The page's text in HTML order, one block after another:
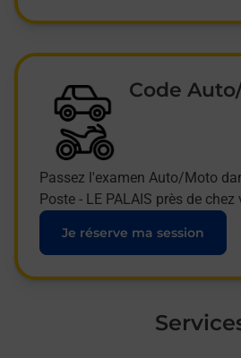
Code
Passez l'examen Auto/Moto
Poste - LE PALAIS près de chez
Je réserve ma session